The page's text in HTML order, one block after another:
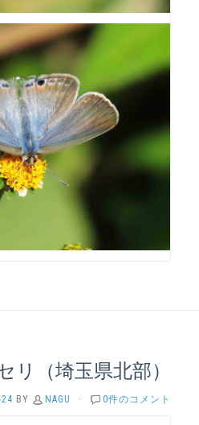
リ（埼玉県北部）
BY NAGU · 0件のコメント